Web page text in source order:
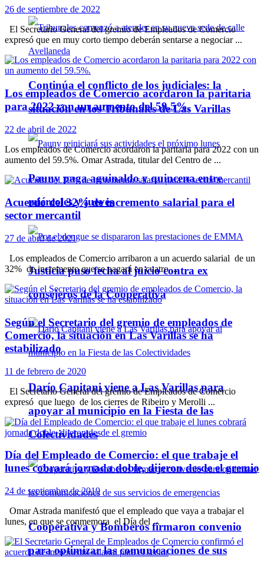
Continúa el conflicto de los judiciales: la
situación en los Tribunales de Las Varillas
Pauny paga aguinaldo y quincena entre
miércoles y jueves
Justicia puso fecha al juicio contra ex
consejeros de la Cooperativa
Darío Capitani viene a Las Varillas para
apoyar al municipio en la Fiesta de las
Colectividades
Cooperativa y Bomberos firmaron convenio
para optimizar las comunicaciones de sus
26 de septiembre de 2022
El Secretario General del gremio de Empleados de Comercio
expresó que en muy corto tiempo deberán sentarse a negociar ...
Los empleados de Comercio acordaron la paritaria
para 2022 con un aumento del 59.5%.
22 de abril de 2022
Los empleados de Comercio acordaron la paritaria para 2022 con un
aumento del 59.5%. Omar Astrada, titular del Centro de ...
Acuerdo del 32% de incremento salarial para el
sector mercantil
27 de abril de 2021
Los empleados de Comercio arribaron a un acuerdo salarial de un
32% de incremento que se pagará en cuatro ...
Según el Secretario del gremio de empleados de
Comercio, la situación en Las Varillas se ha
estabilizado
11 de febrero de 2020
El Secretario General del gremio de Empleados de Comercio
expresó que luego de los cierres de Ribeiro y Merolli ...
Día del Empleado de Comercio: el que trabaje el
lunes cobrará jornada doble, dijeron desde el gremio
24 de septiembre de 2019
Omar Astrada manifestó que el empleado que vaya a trabajar el
lunes, en que se conmemora el Día del ...